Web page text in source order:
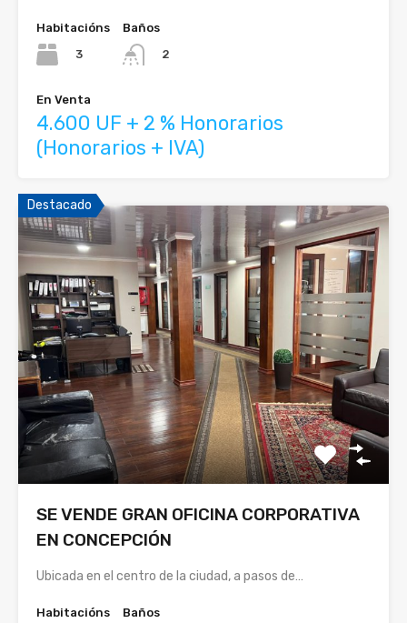
Habitacións
3
Baños
2
En Venta
4.600 UF + 2 % Honorarios
(Honorarios + IVA)
Destacado
SE VENDE GRAN OFICINA CORPORATIVA
EN CONCEPCIÓN
Ubicada en el centro de la ciudad, a pasos de…
Habitacións Baños